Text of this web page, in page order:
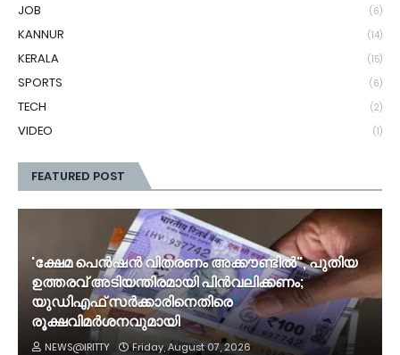
JOB (6)
KANNUR (14)
KERALA (15)
SPORTS (6)
TECH (2)
VIDEO (1)
FEATURED POST
'ക്ഷേമ പെൻഷൻ വിതരണം അക്കൗണ്ടിൽ", പുതിയ
ഉത്തരവ് അടിയന്തിരമായി പിൻവലിക്കണം;
യുഡിഎഫ് സർക്കാരിനെതിരെ
രൂക്ഷവിമർശനവുമായി
NEWS@IRITTY Friday, August 07, 2026